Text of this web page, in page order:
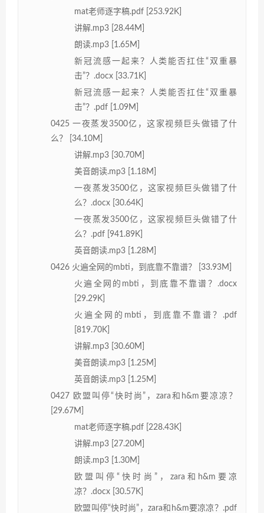
mat老师逐字稿.pdf [253.92K]
讲解.mp3 [28.44M]
朗读.mp3 [1.65M]
新冠流感一起来？人类能否扛住“双重暴
击”？.docx [33.71K]
新冠流感一起来？人类能否扛住“双重暴
击”？.pdf [1.09M]
0425 一夜蒸发3500亿，这家视频巨头做错了什
么？ [34.10M]
讲解.mp3 [30.70M]
美音朗读.mp3 [1.18M]
一夜蒸发3500亿，这家视频巨头做错了什
么？.docx [30.64K]
一夜蒸发3500亿，这家视频巨头做错了什
么？.pdf [941.89K]
英音朗读.mp3 [1.28M]
0426 火遍全网的mbti，到底靠不靠谱？ [33.93M]
火遍全网的mbti，到底靠不靠谱？.docx
[29.29K]
火遍全网的mbti，到底靠不靠谱？.pdf
[819.70K]
讲解.mp3 [30.60M]
美音朗读.mp3 [1.25M]
英音朗读.mp3 [1.25M]
0427 欧盟叫停“快时尚”，zara和h&m要凉凉？
[29.67M]
mat老师逐字稿.pdf [228.43K]
讲解.mp3 [27.20M]
朗读.mp3 [1.30M]
欧盟叫停“快时尚”，zara和h&m要凉
凉？.docx [30.57K]
欧盟叫停“快时尚”，zara和h&m要凉凉？.pdf